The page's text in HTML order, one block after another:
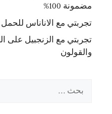
مضمونة 100%
تجربتي مع الاناناس
تجربتي مع الزنجبيل على
والقولون
عن: